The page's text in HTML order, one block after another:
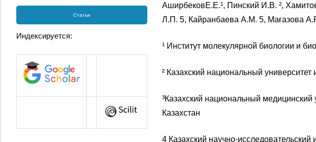
АширбековЕ.Е.¹, Пинский И.В. ²,
Л.П. 5, Кайранбаева А.М. 5, Мағазова
¹ Институт молекулярной биологии и
² Казахский национальный
³Казахский национальный
Казахстан
4 Казахский научно-исследовательский
Статьи
Индексируется: